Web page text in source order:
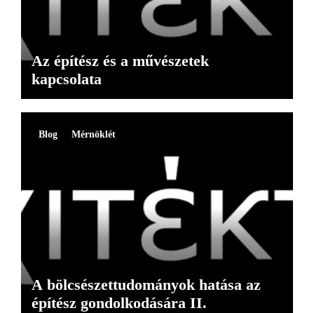
Az építész és a művészetek
kapcsolata
Blog Mérnöklét
A bölcsészettudományok hatása az
építész gondolkodására II.